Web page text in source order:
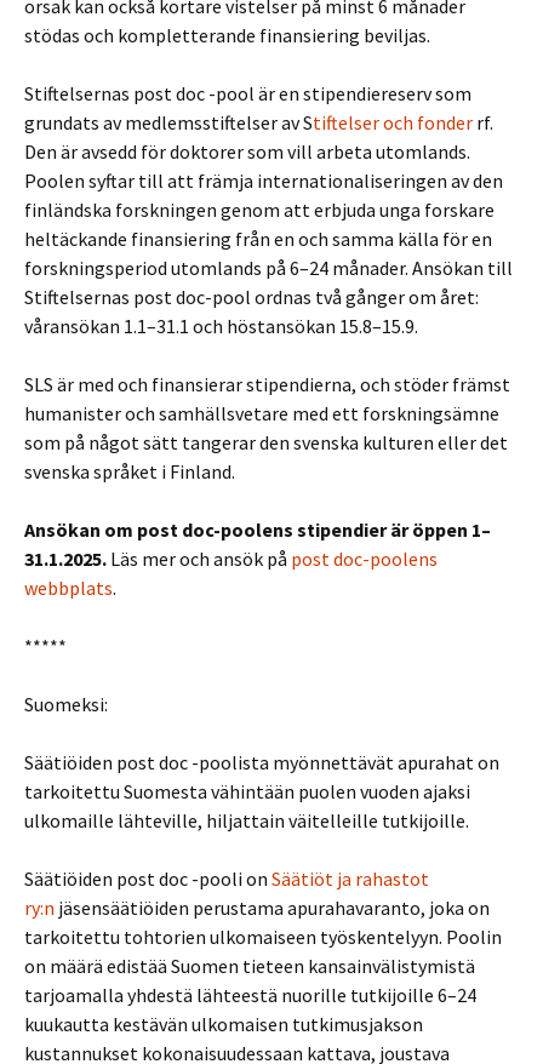
orsak kan också kortare vistelser på minst 6 månader
stödas och kompletterande finansiering beviljas.
Stiftelsernas post doc -pool är en stipendiereserv som
grundats av medlemsstiftelser av Stiftelser och fonder rf.
Den är avsedd för doktorer som vill arbeta utomlands.
Poolen syftar till att främja internationaliseringen av den
finländska forskningen genom att erbjuda unga forskare
heltäckande finansiering från en och samma källa för en
forskningsperiod utomlands på 6–24 månader. Ansökan till
Stiftelsernas post doc-pool ordnas två gånger om året:
våransökan 1.1–31.1 och höstansökan 15.8–15.9.
SLS är med och finansierar stipendierna, och stöder främst
humanister och samhällsvetare med ett forskningsämne
som på något sätt tangerar den svenska kulturen eller det
svenska språket i Finland.
Ansökan om post doc-poolens stipendier är öppen 1–
31.1.2025. Läs mer och ansök på post doc-poolens
webbplats.
*****
Suomeksi:
Säätiöiden post doc -poolista myönnettävät apurahat on
tarkoitettu Suomesta vähintään puolen vuoden ajaksi
ulkomaille lähteville, hiljattain väitelleille tutkijoille.
Säätiöiden post doc -pooli on Säätiöt ja rahastot
ry:n jäsensäätiöiden perustama apurahavaranto, joka on
tarkoitettu tohtorien ulkomaiseen työskentelyyn. Poolin
on määrä edistää Suomen tieteen kansainvälistymistä
tarjoamalla yhdestä lähteestä nuorille tutkijoille 6–24
kuukautta kestävän ulkomaisen tutkimusjakson
kustannukset kokonaisuudessaan kattava, joustava